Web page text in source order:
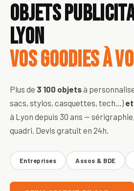
OBJETS
LYON
VOS GOODIES À
Plus de 3 100 objets à
sacs, stylos, casquettes, tech…) et
à Lyon depuis 30 ans —
quadri. Devis gratuit en 24h.
Entreprises Assos & BDE